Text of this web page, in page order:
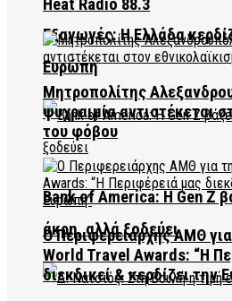
Εξαγωγές: Η Ελλάδα
Ευρώπη
Bank of America: Η Gen Z
άκρη, αλλά ξοδεύει
Heat Radio 88.3
Μητροπολίτης
ψυχραιμία αντιστέκεται
του φόβου
Ο Περιφερειάρχης ΑΜΘ
World Travel Awards: “Η
διεκδικεί & κερδίζει την